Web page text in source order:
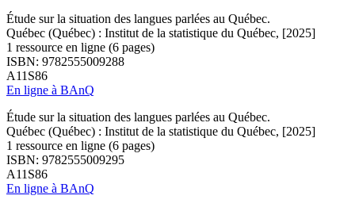
Étude sur la situation des langues parlées au Québec.
Québec (Québec) : Institut de la statistique du Québec, [2025]
1 ressource en ligne (6 pages)
ISBN: 9782555009288
A11S86
En ligne à BAnQ
Étude sur la situation des langues parlées au Québec.
Québec (Québec) : Institut de la statistique du Québec, [2025]
1 ressource en ligne (6 pages)
ISBN: 9782555009295
A11S86
En ligne à BAnQ